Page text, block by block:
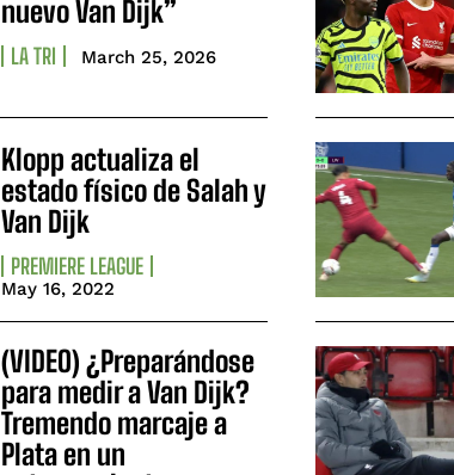
nuevo Van Dijk”
LA TRI March 25, 2026
Klopp actualiza el
estado físico de Salah y
Van Dijk
PREMIERE LEAGUE
May 16, 2022
(VIDEO) ¿Preparándose
para medir a Van Dijk?
Tremendo marcaje a
Plata en un